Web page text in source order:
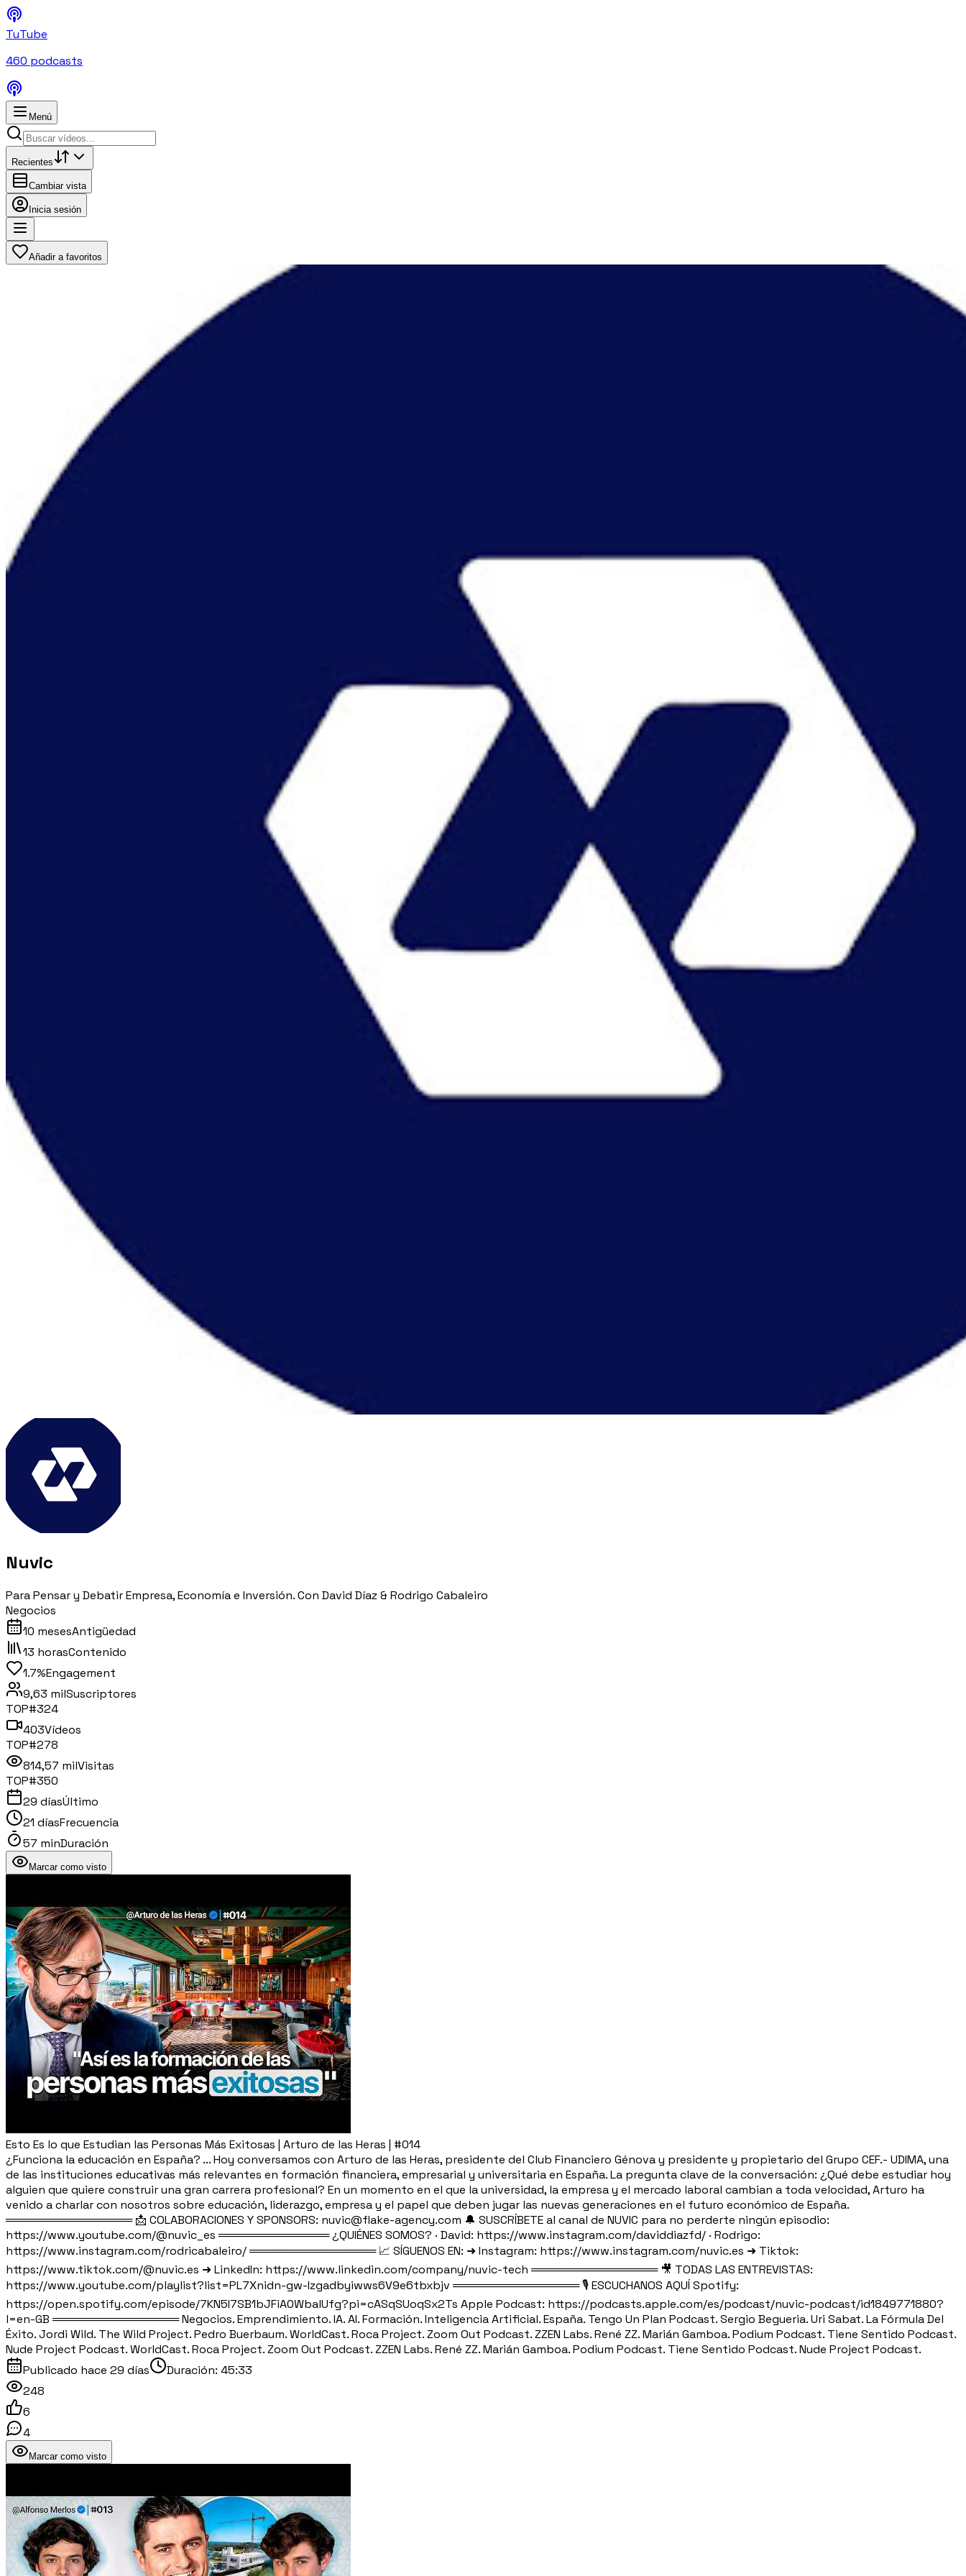
TuTube
460 podcasts
Menú
Recientes
Cambiar vista
Inicia sesión
Añadir a favoritos
Nuvic
Para Pensar y Debatir Empresa, Economía e Inversión. Con David Díaz & Rodrigo Cabaleiro
Negocios
10 mesesAntigüedad
13 horasContenido
1.7%Engagement
9,63 milSuscriptores
TOP#324
403Vídeos
TOP#278
814,57 milVisitas
TOP#350
29 díasÚltimo
21 díasFrecuencia
57 minDuración
Marcar como visto
Esto Es lo que Estudian las Personas Más Exitosas | Arturo de las Heras | #014
¿Funciona la educación en España? ... Hoy conversamos con Arturo de las Heras, presidente del Club Financiero Génova y presidente y propietario del Grupo CEF.- UDIMA, una
de las instituciones educativas más relevantes en formación financiera, empresarial y universitaria en España. La pregunta clave de la conversación: ¿Qué debe estudiar hoy
alguien que quiere construir una gran carrera profesional? En un momento en el que la universidad, la empresa y el mercado laboral cambian a toda velocidad, Arturo ha
venido a charlar con nosotros sobre educación, liderazgo, empresa y el papel que deben jugar las nuevas generaciones en el futuro económico de España.
════════════════ 📩 COLABORACIONES Y SPONSORS: nuvic@flake-agency.com 🔔 SUSCRÍBETE al canal de NUVIC para no perderte ningún episodio:
https://www.youtube.com/@nuvic_es ══════════════ ¿QUIÉNES SOMOS? · David: https://www.instagram.com/daviddiazfd/ · Rodrigo:
https://www.instagram.com/rodricabaleiro/ ════════════════ 📈 SÍGUENOS EN: ➜ Instagram: https://www.instagram.com/nuvic.es ➜ Tiktok:
https://www.tiktok.com/@nuvic.es ➜ LinkedIn: https://www.linkedin.com/company/nuvic-tech ════════════════ 🎥 TODAS LAS ENTREVISTAS:
https://www.youtube.com/playlist?list=PL7Xnidn-gw-Izgadbyiwws6V9e6tbxbjv ════════════════ 🎙️ ESCUCHANOS AQUÍ Spotify:
https://open.spotify.com/episode/7KN5I7SB1bJFiA0WbalUfg?pi=cASqSUoqSx2Ts Apple Podcast: https://podcasts.apple.com/es/podcast/nuvic-podcast/id1849771880?
l=en-GB ════════════════ Negocios. Emprendimiento. IA. AI. Formación. Inteligencia Artificial. España. Tengo Un Plan Podcast. Sergio Begueria. Uri Sabat. La Fórmula Del
Éxito. Jordi Wild. The Wild Project. Pedro Buerbaum. WorldCast. Roca Project. Zoom Out Podcast. ZZEN Labs. René ZZ. Marián Gamboa. Podium Podcast. Tiene Sentido Podcast.
Nude Project Podcast. WorldCast. Roca Project. Zoom Out Podcast. ZZEN Labs. René ZZ. Marián Gamboa. Podium Podcast. Tiene Sentido Podcast. Nude Project Podcast.
Publicado hace 29 días Duración: 45:33
248
6
4
Marcar como visto